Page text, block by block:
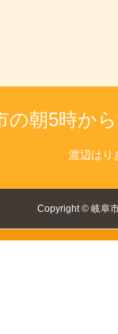
渡辺はり
Copyright© 岐阜